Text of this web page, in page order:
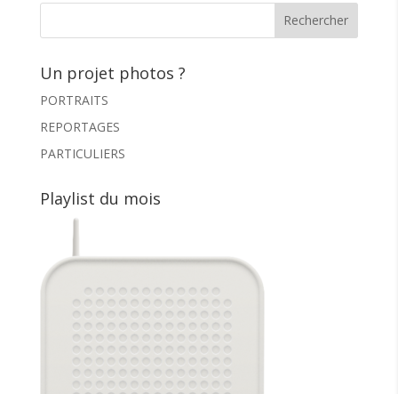
Un projet photos ?
PORTRAITS
REPORTAGES
PARTICULIERS
Playlist du mois